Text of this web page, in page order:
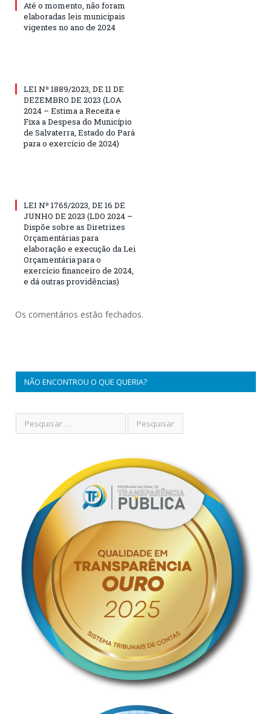
Até o momento, não foram
elaboradas leis municipais
vigentes no ano de 2024
LEI Nº 1889/2023, DE 11 DE
DEZEMBRO DE 2023 (LOA
2024 – Estima a Receita e
Fixa a Despesa do Município
de Salvaterra, Estado do Pará
para o exercício de 2024)
LEI Nº 1765/2023, DE 16 DE
JUNHO DE 2023 (LDO 2024 –
Dispõe sobre as Diretrizes
Orçamentárias para
elaboração e execução da Lei
Orçamentária para o
exercício financeiro de 2024,
e dá outras providências)
Os comentários estão fechados.
NÃO ENCONTROU O QUE QUERIA?